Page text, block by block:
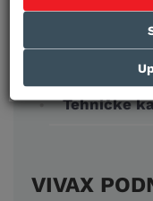
O proizvodu
Tehničke
VIVAX